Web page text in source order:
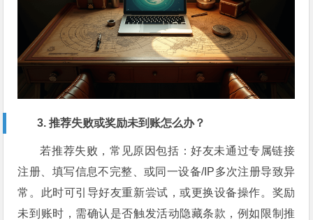
3. 推荐失败或奖励未到账怎么办？
若推荐失败，常见原因包括：好友未通过专属链接
注册、填写信息不完整、或同一设备/IP多次注册导致异
常。此时可引导好友重新尝试，或更换设备操作。奖励
未到账时，需确认是否触发活动隐藏条款，例如限制推